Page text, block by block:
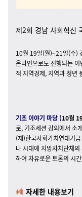
제2회 경남 사회혁신
10월 19일(월)~21일(수)
온라인으로도 진행되는 이
적 지역경제, 지역과 청년
기조 이야기 마당 (10월
로, 기조세션 강의에서 소
(재)한국사회가치연대기
나 시대에 지방자치단체
하여 자유로운 토론의 시
자세한 내용보기